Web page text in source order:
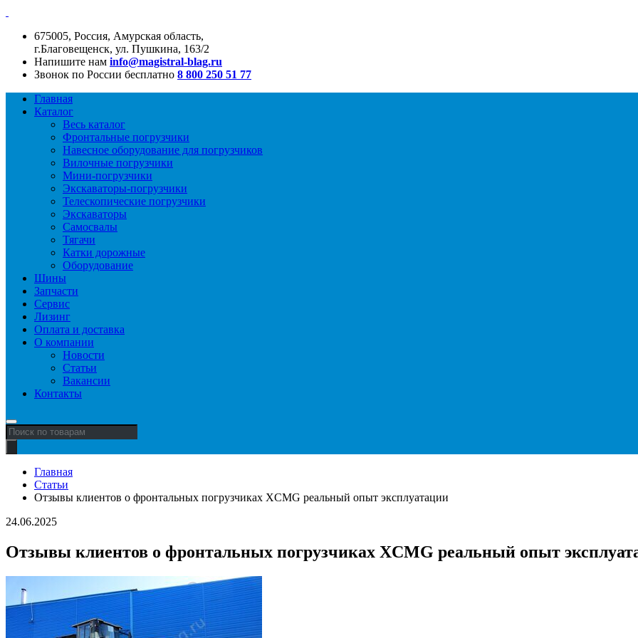
675005, Россия, Амурская область,
г.Благовещенск, ул. Пушкина, 163/2
Напишите нам info@magistral-blag.ru
Звонок по России бесплатно 8 800 250 51 77
Главная
Каталог
Весь каталог
Фронтальные погрузчики
Навесное оборудование для погрузчиков
Вилочные погрузчики
Мини-погрузчики
Экскаваторы-погрузчики
Телескопические погрузчики
Экскаваторы
Самосвалы
Тягачи
Катки дорожные
Оборудование
Шины
Запчасти
Сервис
Лизинг
Оплата и доставка
О компании
Новости
Статьи
Вакансии
Контакты
Поиск
товаров
Главная
Статьи
Отзывы клиентов о фронтальных погрузчиках XCMG реальный опыт эксплуатации
24.06.2025
Отзывы клиентов о фронтальных погрузчиках XCMG реальный опыт